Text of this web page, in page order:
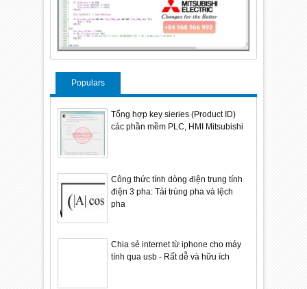
Populars
Tổng hợp key sieries (Product ID)
các phần mềm PLC, HMI Mitsubishi
Công thức tính dòng điện trung tính
điện 3 pha: Tải trùng pha và lệch
pha
Chia sẻ internet từ iphone cho máy
tính qua usb - Rất dễ và hữu ích